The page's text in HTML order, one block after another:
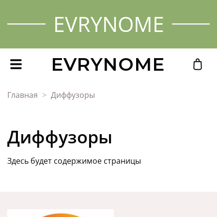
EVRYNOME
EVRYNOME
Главная Диффузоры
Диффузоры
Здесь будет содержимое страницы